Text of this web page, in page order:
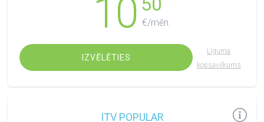
10 €/mēn.
IZVĒLĒTIES
Līguma
kopsavilkums
ITV POPULAR